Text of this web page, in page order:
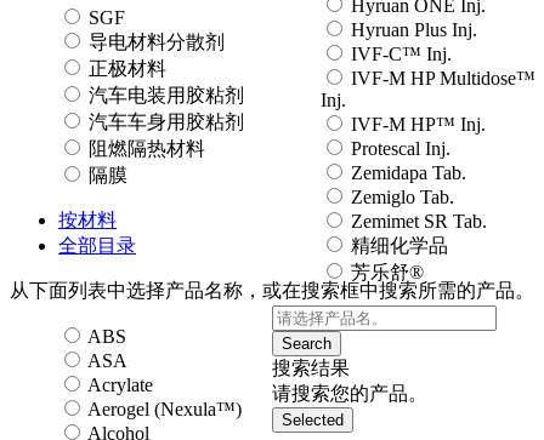
SGF
导电材料分散剂
正极材料
汽车电装用胶粘剂
汽车车身用胶粘剂
阻燃隔热材料
隔膜
按材料
全部目录
从下面列表中选择产品名称，或在搜索框中搜索所需的产品。
ABS
ASA
Acrylate
Aerogel (Nexula™)
Alcohol
Hyruan ONE Inj.
Hyruan Plus Inj.
IVF-C™ Inj.
IVF-M HP Multidose™
Inj.
IVF-M HP™ Inj.
Protescal Inj.
Zemidapa Tab.
Zemiglo Tab.
Zemimet SR Tab.
精细化学品
芳乐舒®
Search
搜索结果
请搜索您的产品。
Selected